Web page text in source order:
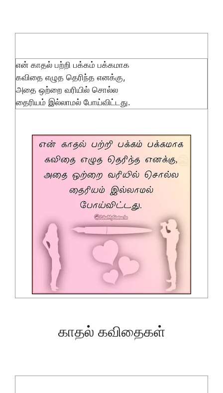
என் காதல் பற்றி பக்கம் பக்கமாக
கவிதை எழுத தெரிந்த எனக்கு,
அதை ஒற்றை வரியில் சொல்ல
தைரியம் இல்லாமல் போய்விட்டது.
காதல் கவிதைகள்